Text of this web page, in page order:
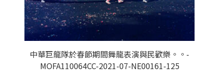
中華巨龍隊於春節期間舞龍表演與民歡樂。。-
MOFA110064CC-2021-07-NE00161-125